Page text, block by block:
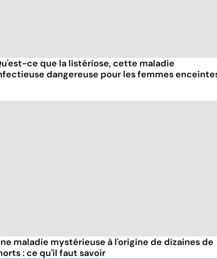
ce que la listériose, cette maladie
dangereuse pour les femmes
maladie mystérieuse à l'origine de dizaines de
: ce qu'il faut savoir